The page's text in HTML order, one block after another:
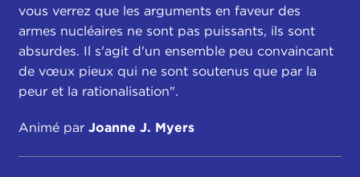
vous verrez que les arguments en faveur des
armes nucléaires ne sont pas puissants, ils sont
absurdes. Il s'agit d'un ensemble peu convaincant
de vœux pieux qui ne sont soutenus que par la
peur et la rationalisation".
Animé par Joanne J. Myers